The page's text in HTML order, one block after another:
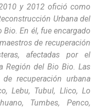
y 2012 ofició como
Urbana del
En él, fue encargado
de recuperación
afectadas por el
Región del Bio Bio. Las
recuperación urbana
Lebu, Tubul, Llico, Lo
Tumbes, Penco,